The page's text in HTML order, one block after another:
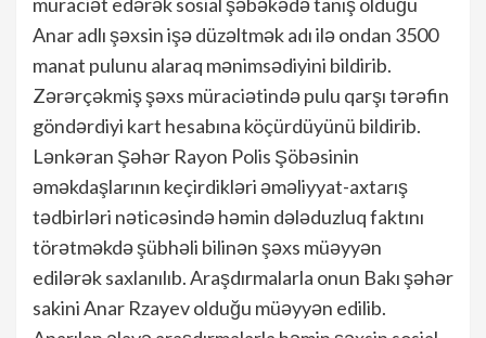
Anar adlı şəxsin işə düzəltmək adı ilə ondan 3500
manat pulunu alaraq mənimsədiyini bildirib.
Zərərçəkmiş şəxs müraciətində pulu qarşı tərəfin
göndərdiyi kart hesabına köçürdüyünü bildirib.
Lənkəran Şəhər Rayon Polis Şöbəsinin
əməkdaşlarının keçirdikləri əməliyyat-axtarış
tədbirləri nəticəsində həmin dələduzluq faktını
törətməkdə şübhəli bilinən şəxs müəyyən
edilərək saxlanılıb. Araşdırmalarla onun Bakı şəhər
sakini Anar Rzayev olduğu müəyyən edilib.